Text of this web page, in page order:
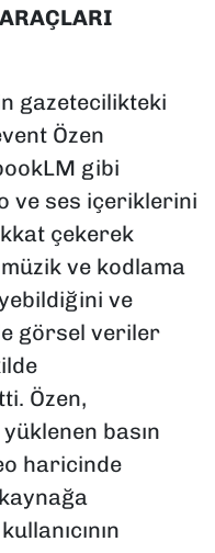
gazetecilikteki
Özen
gibi
ve ses içeriklerini
çekerek
ve kodlama
ve
görsel veriler
Özen,
basın
haricinde